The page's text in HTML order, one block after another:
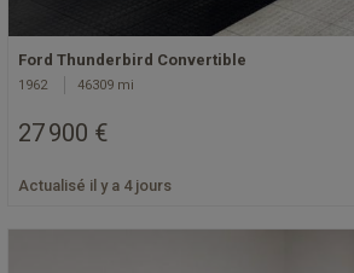
Ford Thunderbird Convertible
1962 46309 mi
27 900 €
Actualisé il y a 4 jours